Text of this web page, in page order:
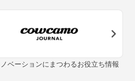
ベーションにまつわるお役立ち情報